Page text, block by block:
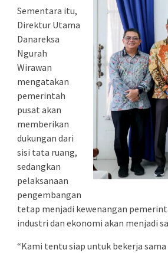
Sementara itu,
Direktur Utama
Danareksa
Ngurah
Wirawan
mengatakan
pemerintah
pusat akan
memberikan
dukungan dari
sisi tata ruang,
sedangkan
pelaksanaan
pengembangan
tetap menjadi kewenangan
industri dan ekonomi akan menjadi
“Kami tentu siap untuk bekerja